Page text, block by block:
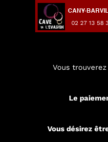
CANY-
02 27 13 58
Vous
Le
Vous désirez